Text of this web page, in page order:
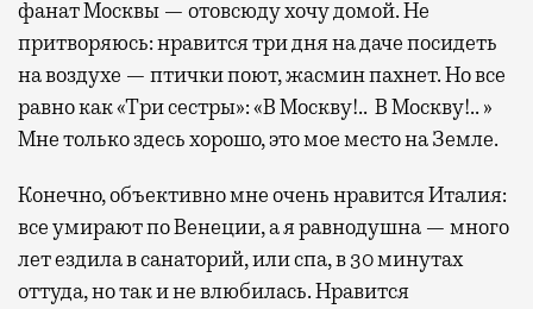
фанат Москвы — отовсюду хочу домой. Не
притворяюсь: нравится три дня на даче посидеть
на воздухе — птички поют, жасмин пахнет. Но все
равно как «Три сестры»: «В Москву!.. В Москву!.. »
Мне только здесь хорошо, это мое место на Земле.
Конечно, объективно мне очень нравится Италия:
все умирают по Венеции, а я равнодушна — много
лет ездила в санаторий, или спа, в 30 минутах
оттуда, но так и не влюбилась. Нравится